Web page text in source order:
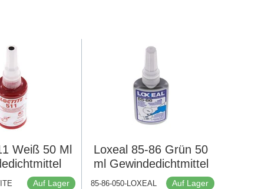
Weiß 50 Ml
Auf Lager
Loxeal 85-86 Grün 50
ml Gewindedichtmittel
85-86-050-LOXEAL Auf Lager